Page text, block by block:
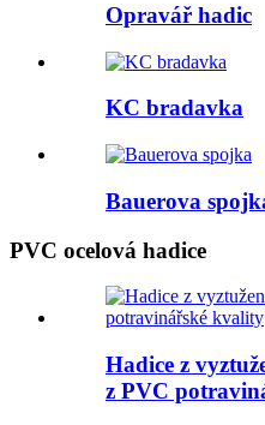
Opravář hadic
KC bradavka
Bauerova
PVC ocelová hadice
Hadice z
z PVC